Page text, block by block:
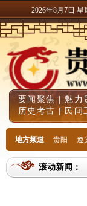
2026年8月7日
要闻聚焦| 魅力
历史考古 | 民间
地方频道 贵阳 遵
滚动新闻：